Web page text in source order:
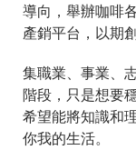
導向，舉辦咖啡
產銷平台，以期
集職業、事業、
階段，只是想要
希望能將知識和
你我的生活。